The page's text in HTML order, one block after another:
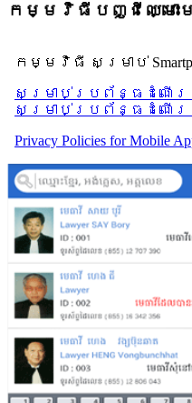
កម្មវិធីបញ្ជីឈ្មោះម
កម្មវិធី សម្រាប់
សម្រាប់​ប្រព័ន្ធដំណើរក
សម្រាប់​ប្រព័ន្ធដំណើរកា
Privacy Policies for Mobile